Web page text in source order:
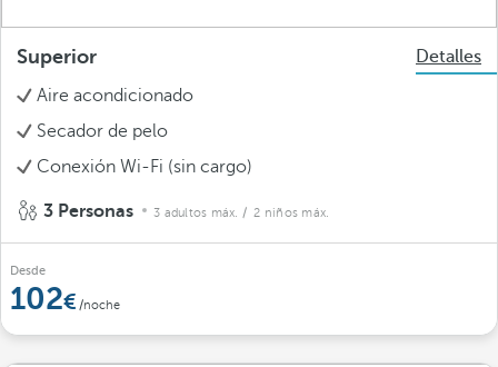
Superior
Detalles
Aire acondicionado
Secador de pelo
Conexión Wi-Fi (sin cargo)
3 Personas 3 adultos máx. / 2 niños máx.
Desde
102 /noche